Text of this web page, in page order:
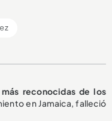
más reconocidas de los
en Jamaica, falleció